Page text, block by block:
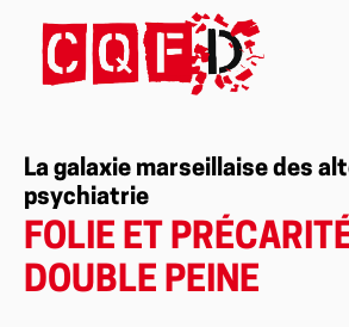
La galaxie marseillaise des
psychiatrie
FOLIE ET
DOUBLE PEINE